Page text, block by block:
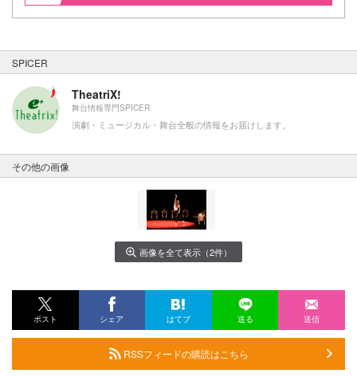
SPICER
TheatriX!
舞台情報専門SPICER
演劇・ミュージカル・舞台全般の情報をお届けします。
その他の画像
画像を全て表示（2件）
ポスト シェア はてブ 送る 送信
RSSフィードの購読はこちら